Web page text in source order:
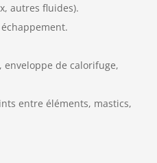
autres fluides).
enveloppe de calorifuge,
entre éléments, mastics,